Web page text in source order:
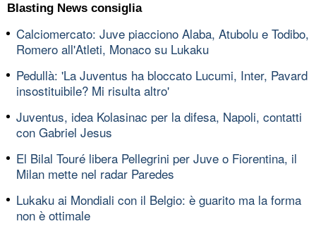
Blasting News consiglia
Calciomercato: Juve piacciono Alaba, Atubolu e Todibo,
Romero all'Atleti, Monaco su Lukaku
Pedullà: 'La Juventus ha bloccato Lucumi, Inter, Pavard
insostituibile? Mi risulta altro'
Juventus, idea Kolasinac per la difesa, Napoli, contatti
con Gabriel Jesus
El Bilal Touré libera Pellegrini per Juve o Fiorentina, il
Milan mette nel radar Paredes
Lukaku ai Mondiali con il Belgio: è guarito ma la forma
non è ottimale